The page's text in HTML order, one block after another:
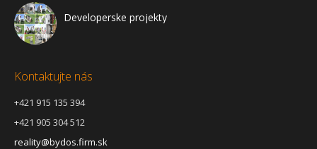
Developerske projekty
Kontaktujte nás
+421 915 135 394
+421 905 304 512
reality@bydos.firm.sk